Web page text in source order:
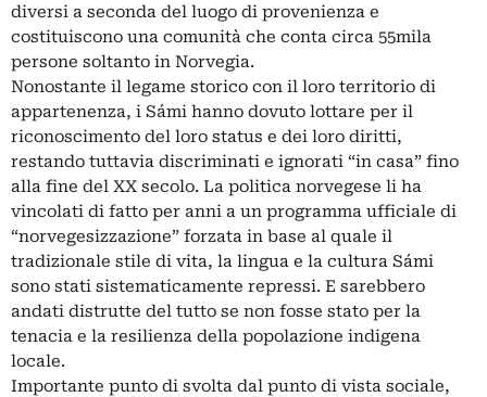
diversi a seconda del luogo di provenienza e
costituiscono una comunità che conta circa 55mila
persone soltanto in Norvegia.
Nonostante il legame storico con il loro territorio di
appartenenza, i Sámi hanno dovuto lottare per il
riconoscimento del loro status e dei loro diritti,
restando tuttavia discriminati e ignorati “in casa” fino
alla fine del XX secolo. La politica norvegese li ha
vincolati di fatto per anni a un programma ufficiale di
“norvegesizzazione” forzata in base al quale il
tradizionale stile di vita, la lingua e la cultura Sámi
sono stati sistematicamente repressi. E sarebbero
andati distrutte del tutto se non fosse stato per la
tenacia e la resilienza della popolazione indigena
locale.
Importante punto di svolta dal punto di vista sociale,